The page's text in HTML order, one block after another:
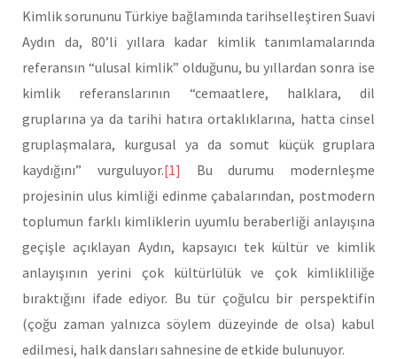
Kimlik sorununu Türkiye bağlamında tarihselleştiren Suavi
Aydın da, 80’li yıllara kadar kimlik tanımlamalarında
referansın “ulusal kimlik” olduğunu, bu yıllardan sonra ise
kimlik referanslarının “cemaatlere, halklara, dil
gruplarına ya da tarihi hatıra ortaklıklarına, hatta cinsel
gruplaşmalara, kurgusal ya da somut küçük gruplara
kaydığını” vurguluyor.[1] Bu durumu modernleşme
projesinin ulus kimliği edinme çabalarından, postmodern
toplumun farklı kimliklerin uyumlu beraberliği anlayışına
geçişle açıklayan Aydın, kapsayıcı tek kültür ve kimlik
anlayışının yerini çok kültürlülük ve çok kimlikliliğe
bıraktığını ifade ediyor. Bu tür çoğulcu bir perspektifin
(çoğu zaman yalnızca söylem düzeyinde de olsa) kabul
edilmesi, halk dansları sahnesine de etkide bulunuyor.